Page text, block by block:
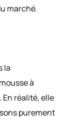
marché.
la
à
réalité, elle
purement